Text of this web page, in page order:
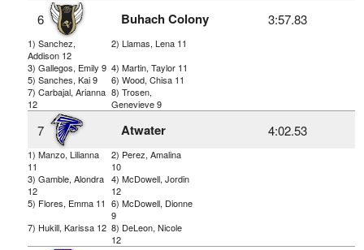
6 Buhach Colony 3:57.83
1) Sanchez,
Addison 12
2) Llamas, Lena 11
3) Gallegos, Emily 9 4) Martin, Taylor 11
5) Sanches, Kai 9
6) Wood, Chisa 11
7) Carbajal, Arianna
12
8) Trosen,
Genevieve 9
7 Atwater 4:02.53
1) Manzo, Lilianna
11
2) Perez, Amalina
10
3) Gamble, Alondra
12
4) McDowell, Jordin
12
5) Flores, Emma 11 6) McDowell, Dionne
9
7) Hukill, Karissa 12 8) DeLeon, Nicole
12